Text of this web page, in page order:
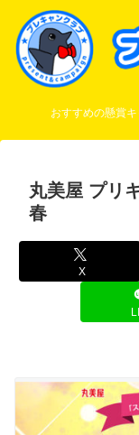
おすすめの懸賞
丸美屋 プリ
春
X